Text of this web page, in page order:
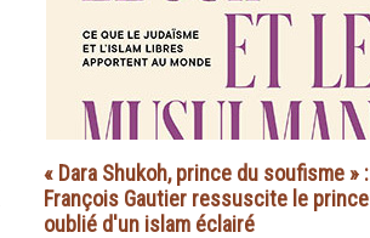
« Dara Shukoh, prince du soufisme » :
François Gautier ressuscite le prince
oublié d'un islam éclairé